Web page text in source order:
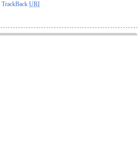
TrackBack URI